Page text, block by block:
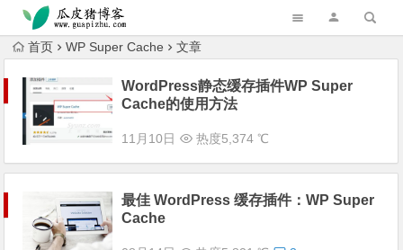
跳转到主内容
首页 WP Super Cache 文章
WordPress静态缓存插件WP Super
Cache的使用方法
11月10日 热度5,374 ℃
最佳 WordPress 缓存插件：WP Super
Cache